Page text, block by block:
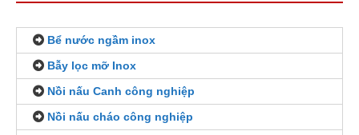
Bể nước ngầm inox
Bẫy lọc mỡ Inox
Nồi nấu Canh công nghiệp
Nồi nấu cháo công nghiệp